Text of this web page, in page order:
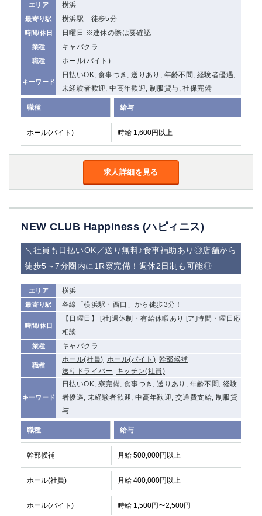
エリア 横浜
最寄り駅 横浜駅 徒歩5分
時間/休日 日曜日 ※連休の際は要確認
業種 キャバクラ
職種 ホール(バイト)
キーワード
日払いOK, 食事つき, 送りあり, 年齢不問, 経験者優遇,
未経験者歓迎, 中高年歓迎, 制服貸与, 社保完備
職種 給与
ホール(バイト) 時給 1,600円以上
求人詳細を見る
NEW CLUB Happiness (ハピィニス)
＼社員も日払いOK／送り無料♪食事補助あり◎店舗から
徒歩5～7分圏内に1R寮完備！週休2日制も可能◎
エリア 横浜
最寄り駅 各線「横浜駅・西口」から徒歩3分！
時間/休日
【日曜日】 [社]週休制・有給休暇あり [ア]時間・曜日応
相談
業種 キャバクラ
職種
ホール(社員) ホール(バイト) 幹部候補
送りドライバー
キッチン(社員)
キーワード
日払いOK, 寮完備, 食事つき, 送りあり, 年齢不問, 経験
者優遇, 未経験者歓迎, 中高年歓迎, 交通費支給, 制服貸
与
職種 給与
幹部候補 月給 500,000円以上
ホール(社員) 月給 400,000円以上
ホール(バイト) 時給 1,500円〜2,500円
川崎
本厚木
藤沢
平塚
武蔵小杉
小田原
関内・馬車道・日ノ出町 武蔵新城
元住吉
茅ヶ崎
戸塚
たまプラーザ
大船
相模原
厚木
横須賀
草加
南浦和
所沢
熊谷
春日部
川口
蕨
船橋
成田
西船橋
佐倉
柏（西口）
木更津
柏（東口）
下総中山
八千代台
本八幡
東金
浦安
栃木県
東武宇都宮（宇都宮西口）